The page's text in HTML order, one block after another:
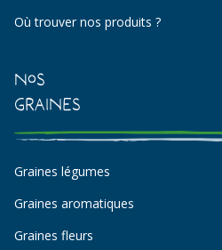
Où trouver nos produits ?
Nos
Graines
Graines légumes
Graines aromatiques
Graines fleurs